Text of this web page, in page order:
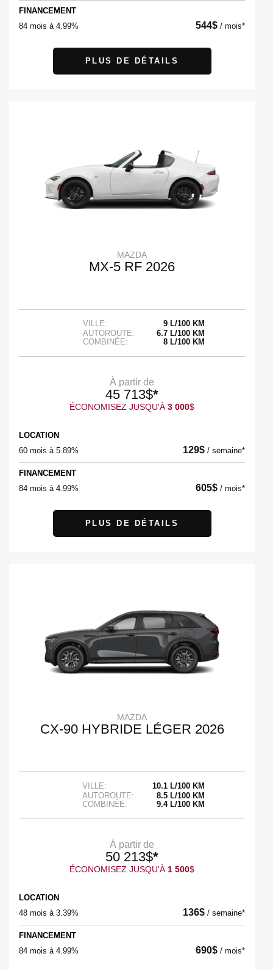
FINANCEMENT
84 mois à 4.99%
544$ / mois*
PLUS DE DÉTAILS
MAZDA
MX-5 RF 2026
VILLE:
9 L/100 KM
AUTOROUTE:
6.7 L/100 KM
COMBINÉE:
8 L/100 KM
À partir de
45 713$*
ÉCONOMISEZ JUSQU'À 3 000$
LOCATION
60 mois à 5.89%
129$ / semaine*
FINANCEMENT
84 mois à 4.99%
605$ / mois*
PLUS DE DÉTAILS
MAZDA
CX-90 HYBRIDE LÉGER 2026
VILLE:
10.1 L/100 KM
AUTOROUTE:
8.5 L/100 KM
COMBINÉE:
9.4 L/100 KM
À partir de
50 213$*
ÉCONOMISEZ JUSQU'À 1 500$
LOCATION
48 mois à 3.39%
136$ / semaine*
FINANCEMENT
84 mois à 4.99%
690$ / mois*